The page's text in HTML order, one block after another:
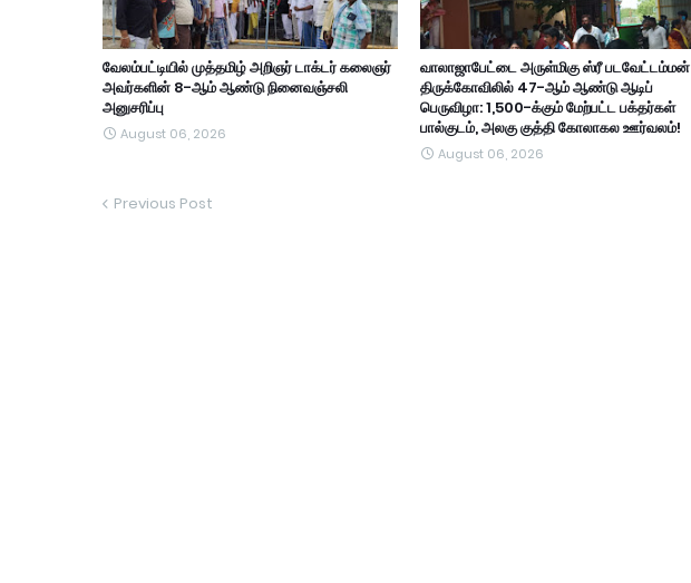
வேலம்பட்டியில் முத்தமிழ் அறிஞர் டாக்டர் கலைஞர்
அவர்களின் 8-ஆம் ஆண்டு நினைவஞ்சலி
அனுசரிப்பு
August 06, 2026
வாலாஜாபேட்டை அருள்மிகு ஸ்ரீ படவேட்டம்மன்
திருக்கோவிலில் 47-ஆம் ஆண்டு ஆடிப்
பெருவிழா: 1,500-க்கும் மேற்பட்ட பக்தர்கள்
பால்குடம், அலகு குத்தி கோலாகல ஊர்வலம்!
August 06, 2026
Previous Post